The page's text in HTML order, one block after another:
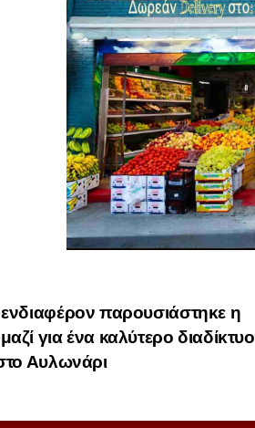
ενδιαφέρον παρουσιάστηκε η
για ένα καλύτερο διαδίκτυο
Αυλωνάρι